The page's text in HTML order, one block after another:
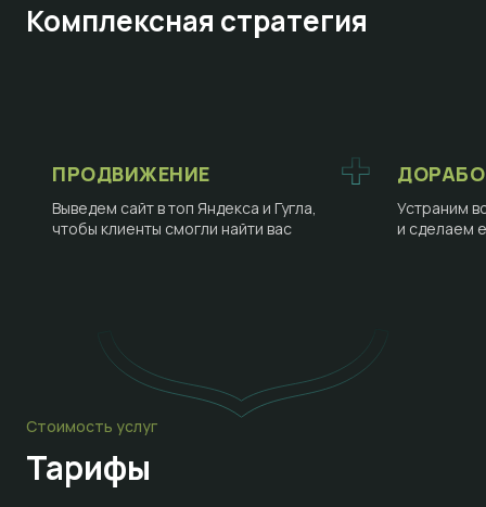
Комплексная стратегия
ПРОДВИЖЕНИЕ
Выведем сайт в топ Яндекса и Гугла,
чтобы клиенты смогли найти вас
Устраним
и сделаем
Стоимость услуг
Тарифы